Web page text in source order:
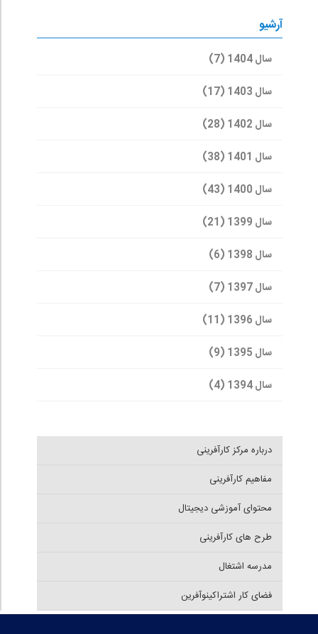
آرشیو
سال 1404 (7)
سال 1403 (17)
سال 1402 (28)
سال 1401 (38)
سال 1400 (43)
سال 1399 (21)
سال 1398 (6)
سال 1397 (7)
سال 1396 (11)
سال 1395 (9)
سال 1394 (4)
درباره مرکز کارآفرینی
مفاهیم کارآفرینی
محتوای آموزشی دیجیتال
طرح های کارآفرینی
مدرسه اشتغال
فضای کار اشتراکینوآفرین